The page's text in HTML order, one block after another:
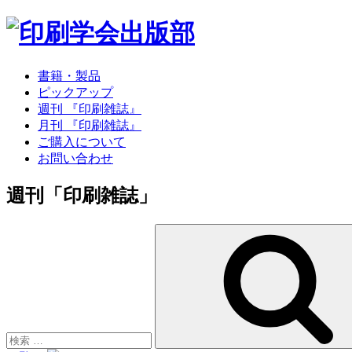
書籍・製品
ピックアップ
週刊 『印刷雑誌』
月刊 『印刷雑誌』
ご購入について
お問い合わせ
週刊「印刷雑誌」